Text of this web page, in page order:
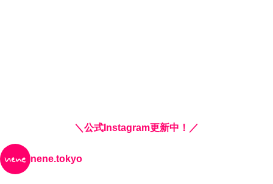
＼公式Instagram更新中！／
nene.tokyo